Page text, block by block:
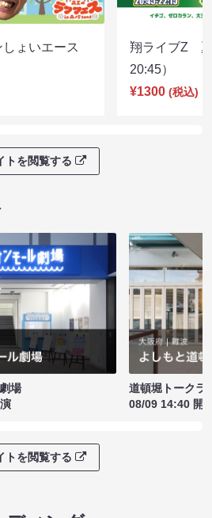
ょいエース
翔ライブZ
20:45）
¥1300 (税込)
トを閲覧する
場
道頓堀トークラ
08/09 14:40 開
トを閲覧する